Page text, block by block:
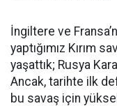
İngiltere ve
yaptığımız Kırım
yaşattık; Rusya
Ancak, tarihte ilk
bu savaş için